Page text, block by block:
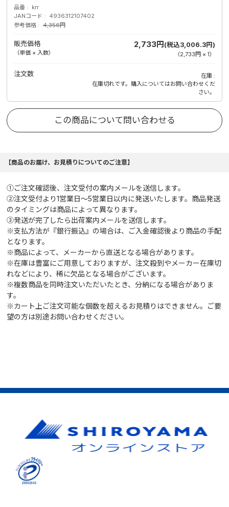
品番
krr
JANコード
4936312107402
参考価格
4,356円
販売価格
（単価 × 入数）
2,733円 (税込3,006.3円)
（2,733円 × 1）
注文数
在庫
在庫切れです。購入についてはお問い合わせくだ
さい。
この商品について問い合わせる
【商品のお届け、お見積りについてのご注意】
①ご注文確認後、注文受付の案内メールを送信します。
②注文受付より1営業日～5営業日以内に発送いたします。商品発送
のタイミングは商品によって異なります。
③発送が完了したら出荷案内メールを送信します。
※支払方法が『銀行振込』の場合は、ご入金確認後より商品の手配
となります。
※商品によって、メーカーから直送となる場合があります。
※在庫は豊富にご用意しておりますが、注文殺到やメーカー在庫切
れなどにより、稀に欠品となる場合がございます。
※複数商品を同時注文いただいたとき、分納になる場合がありま
す。
※カート上ご注文可能な個数を超えるお見積りはできません。ご要
望の方は別途お問い合わせください。